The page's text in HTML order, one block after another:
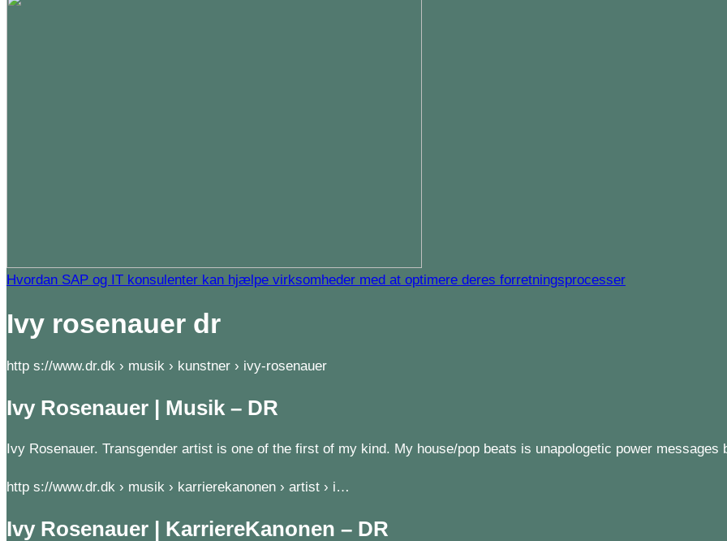
Hvordan SAP og IT konsulenter kan hjælpe virksomheder med at optimere deres forretningsprocesser
Ivy rosenauer dr
http s://www.dr.dk › musik › kunstner › ivy-rosenauer
Ivy Rosenauer | Musik – DR
Ivy Rosenauer. Transgender artist is one of the first of my kind. My house/pop beats is unapologetic power messages
http s://www.dr.dk › musik › karrierekanonen › artist › i…
Ivy Rosenauer | KarriereKanonen – DR